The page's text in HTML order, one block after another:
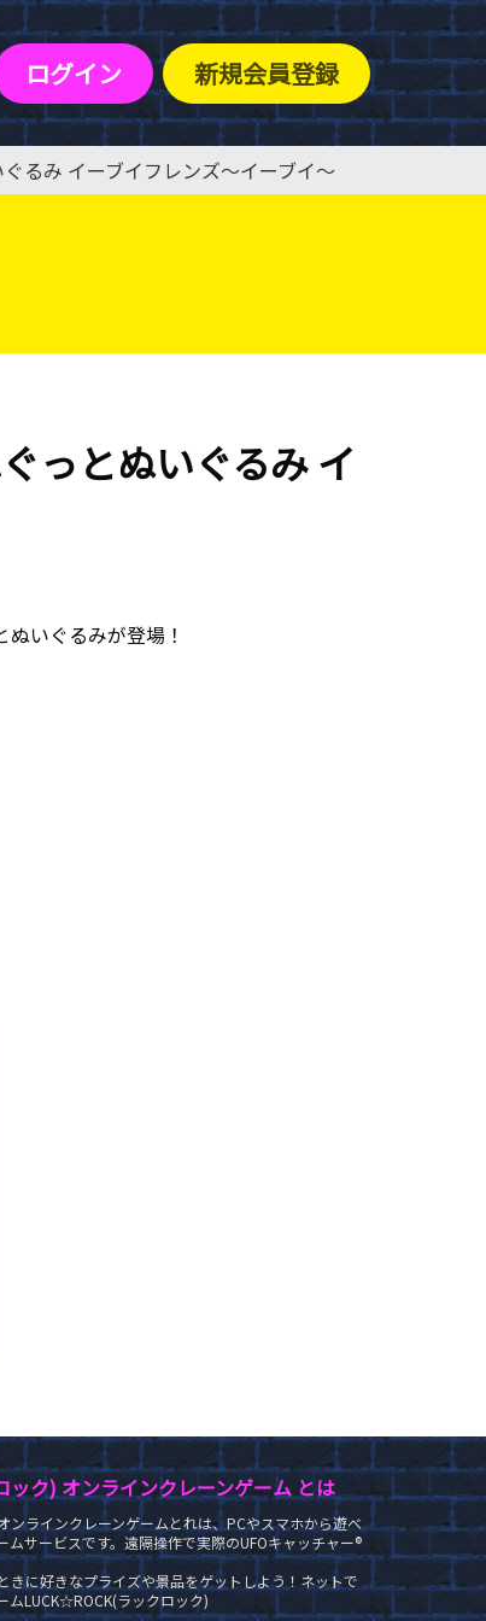
ログイン 新規会員登録
るみ イーブイフレンズ〜イーブイ〜
っとぬいぐるみ イ
いぐるみが登場！
ック) オンラインクレーンゲーム とは
ンラインクレーンゲームとれは、PCやスマホから遊べ
ムサービスです。遠隔操作で実際のUFOキャッチャー®
きに好きなプライズや景品をゲットしよう！ネットで
ムLUCK☆ROCK(ラックロック)